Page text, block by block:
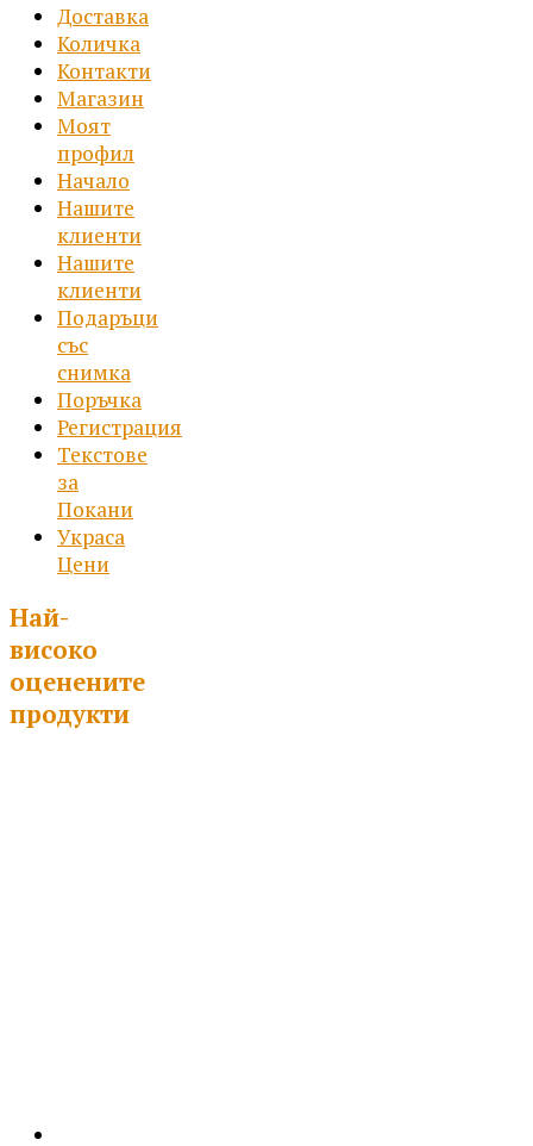
/
21.49 лв.
through
22.75 €
/
44.50 лв.
Доставка
Количка
Контакти
Магазин
Моят
профил
Начало
Нашите
клиенти
Нашите
клиенти
Подаръци
със
снимка
Поръчка
Регистрация
Текстове
за
Покани
Украса
Цени
Най-
високо
оценените
продукти